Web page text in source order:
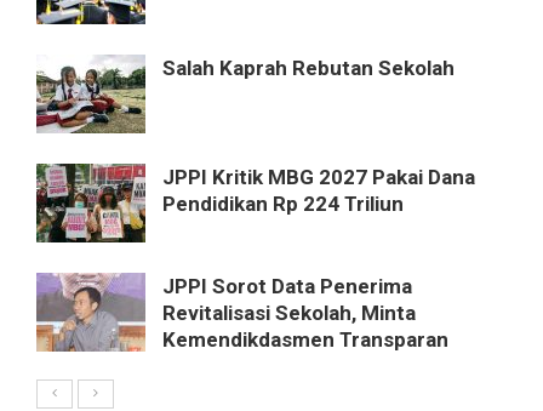
Salah Kaprah Rebutan Sekolah
JPPI Kritik MBG 2027 Pakai Dana
Pendidikan Rp 224 Triliun
JPPI Sorot Data Penerima
Revitalisasi Sekolah, Minta
Kemendikdasmen Transparan